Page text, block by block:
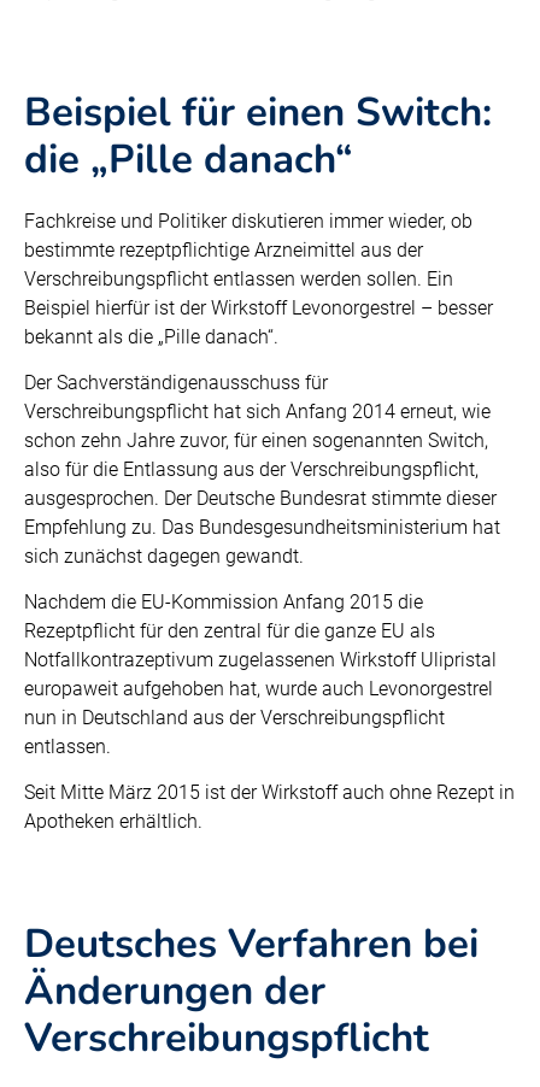
Beispiel für einen Switch:
die „Pille danach“
Fachkreise und Politiker diskutieren immer wieder, ob
bestimmte rezeptpflichtige Arzneimittel aus der
Verschreibungspflicht entlassen werden sollen. Ein
Beispiel hierfür ist der Wirkstoff Levonorgestrel – besser
bekannt als die „Pille danach“.
Der Sachverständigenausschuss für
Verschreibungspflicht hat sich Anfang 2014 erneut, wie
schon zehn Jahre zuvor, für einen sogenannten Switch,
also für die Entlassung aus der Verschreibungspflicht,
ausgesprochen. Der Deutsche Bundesrat stimmte dieser
Empfehlung zu. Das Bundesgesundheitsministerium hat
sich zunächst dagegen gewandt.
Nachdem die EU-Kommission Anfang 2015 die
Rezeptpflicht für den zentral für die ganze EU als
Notfallkontrazeptivum zugelassenen Wirkstoff Ulipristal
europaweit aufgehoben hat, wurde auch Levonorgestrel
nun in Deutschland aus der Verschreibungspflicht
entlassen.
Seit Mitte März 2015 ist der Wirkstoff auch ohne Rezept in
Apotheken erhältlich.
Deutsches Verfahren bei
Änderungen der
Verschreibungspflicht